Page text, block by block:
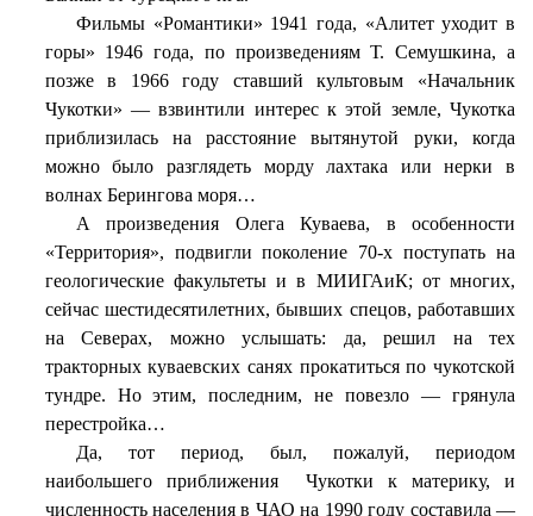
Фильмы «Романтики» 1941 года, «Алитет уходит в
горы» 1946 года, по произведениям Т. Семушкина, а
позже в 1966 году ставший культовым «Начальник
Чукотки» — взвинтили интерес к этой земле, Чукотка
приблизилась на расстояние вытянутой руки, когда
можно было разглядеть морду лахтака или нерки в
волнах Берингова моря…
А произведения Олега Куваева, в особенности
«Территория», подвигли поколение 70-х поступать на
геологические факультеты и в МИИГАиК; от многих,
сейчас шестидесятилетних, бывших спецов, работавших
на Северах, можно услышать: да, решил на тех
тракторных куваевских санях прокатиться по чукотской
тундре. Но этим, последним, не повезло — грянула
перестройка…
Да, тот период, был, пожалуй, периодом
наибольшего приближения
Чукотки к материку, и
численность населения в ЧАО на 1990 году составила —